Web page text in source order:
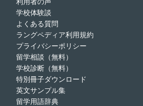
学校体験談
よくある質問
ラングペディア利用規約
プライバシーポリシー
留学相談（無料）
学校診断（無料）
特別冊子ダウンロード
英文サンプル集
留学用語辞典